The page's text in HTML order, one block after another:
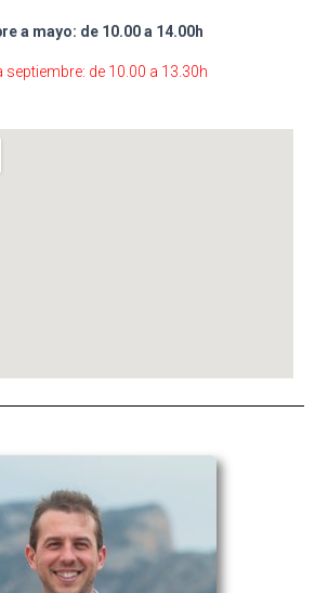
a mayo: de 10.00 a 14.00h
septiembre: de 10.00 a 13.30h